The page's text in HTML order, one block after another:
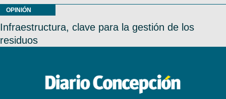
OPINIÓN
Infraestructura, clave para la gestión de los
residuos